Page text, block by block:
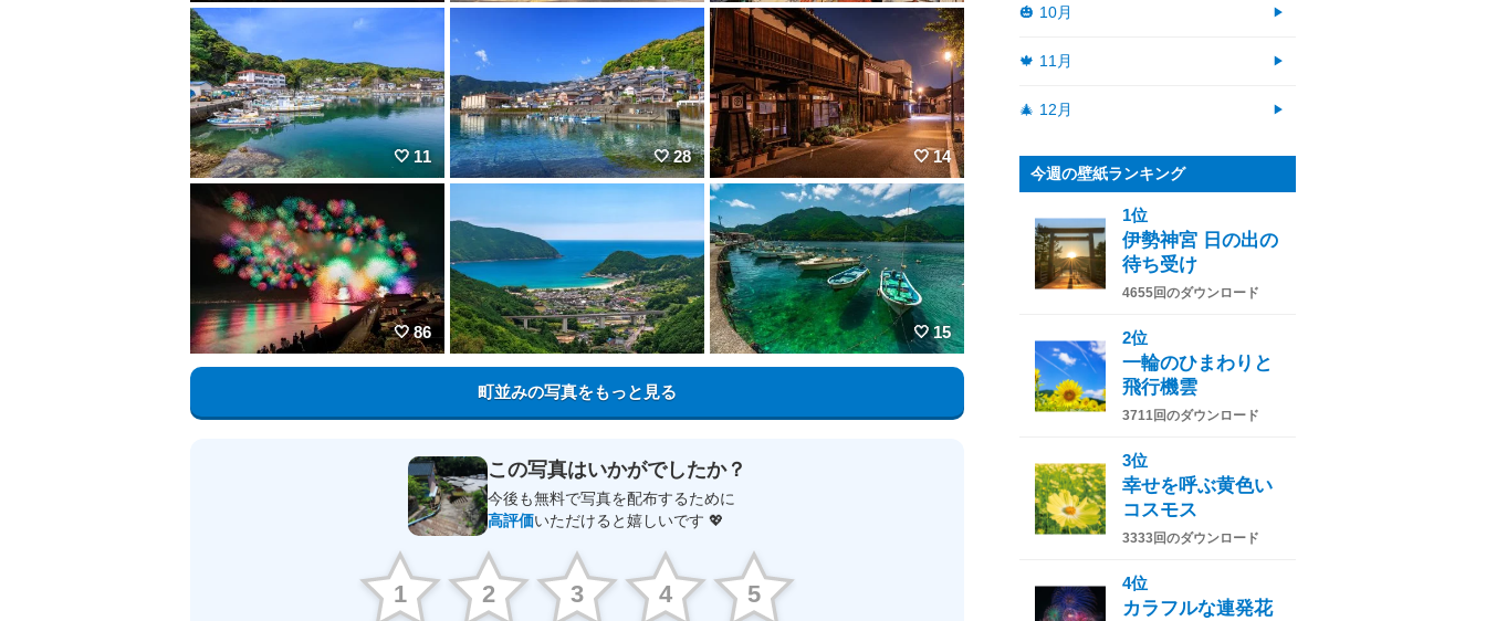
11 28 14
86 15
町並みの写真をもっと見る
この写真はいかがでしたか？
今後も無料で写真を配布するために
高評価いただけると嬉しいです 💖
1 2 3 4 5
🎃 10月
🍁 11月
🎄 12月
今週の壁紙ランキング
1位
伊勢神宮 日の出の
待ち受け
4655回のダウンロード
2位
一輪のひまわりと
飛行機雲
3711回のダウンロード
3位
幸せを呼ぶ黄色い
コスモス
3333回のダウンロード
4位
カラフルな連発花